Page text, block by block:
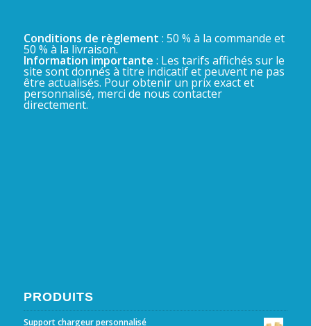
Conditions de règlement : 50 % à la commande et
50 % à la livraison.
Information importante : Les tarifs affichés sur le
site sont donnés à titre indicatif et peuvent ne pas
être actualisés. Pour obtenir un prix exact et
personnalisé, merci de nous contacter
directement.
PRODUITS
Support chargeur personnalisé